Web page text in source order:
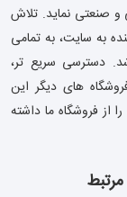
و صنعتی نماید. تلاش
به سایت، به تمامی
دسترسی سریع تر،
های دیگر این
از فروشگاه ما داشته